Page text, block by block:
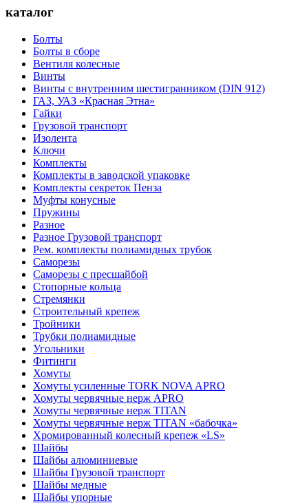
каталог
Болты
Болты в сборе
Вентиля колесные
Винты
Винты с внутренним шестигранником (DIN 912)
ГАЗ, УАЗ «Красная Этна»
Гайки
Грузовой транспорт
Изолента
Ключи
Комплекты
Комплекты в заводской упаковке
Комплекты секреток Пенза
Муфты конусные
Пружины
Разное
Разное Грузовой транспорт
Рем. комплекты полиамидных трубок
Саморезы
Саморезы с пресшайбой
Стопорные кольца
Стремянки
Строительный крепеж
Тройники
Трубки полиамидные
Угольники
Фитинги
Хомуты
Хомуты усиленные TORK NOVA APRO
Хомуты червячные нерж APRO
Хомуты червячные нерж TITAN
Хомуты червячные нерж TITAN «бабочка»
Хромированный колесный крепеж «LS»
Шайбы
Шайбы алюминиевые
Шайбы Грузовой транспорт
Шайбы медные
Шайбы упорные